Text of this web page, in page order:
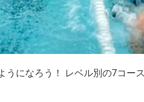
になろう！ レベル別の7コース